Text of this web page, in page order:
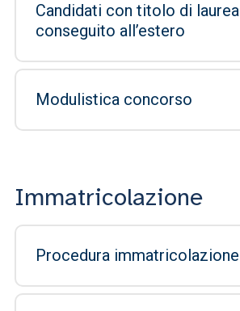
Candidati con titolo di laurea
conseguito all’estero
Modulistica concorso
Immatricolazione
Procedura immatricolazione